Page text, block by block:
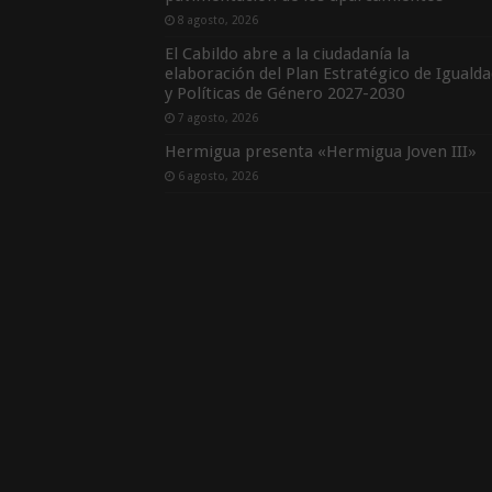
8 agosto, 2026
El Cabildo abre a la ciudadanía la
elaboración del Plan Estratégico de
y Políticas de Género 2027-2030
7 agosto, 2026
Hermigua presenta «Hermigua Joven III»
6 agosto, 2026